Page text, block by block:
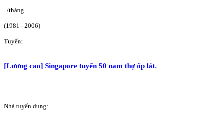
/tháng
(1981 - 2006)
Tuyển:
[Lương cao] Singapore tuyển 50 nam thợ ốp lát.
Nhà tuyển dụng: